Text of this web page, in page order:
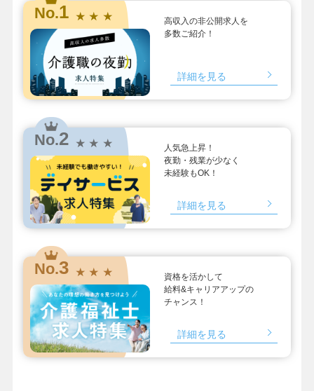
No.1 ★ ★ ★
高収入の非公開求人を
多数ご紹介！
詳細を見る
No.2 ★ ★ ★
人気急上昇！
夜勤・残業が少なく
未経験もOK！
詳細を見る
No.3 ★ ★ ★
資格を活かして
給料&キャリアアップの
チャンス！
詳細を見る